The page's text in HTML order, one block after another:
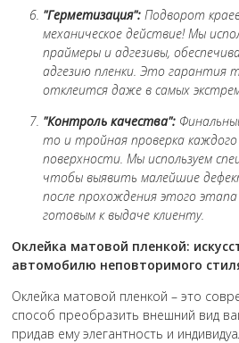
"Герметизация": Подворот
механическое действие! Мы
праймеры и адгезивы,
адгезию пленки. Это гарантия
отклеится даже в самых
"Контроль качества":
то и тройная проверка
поверхности. Мы используем
чтобы выявить малейшие
после прохождения этого
готовым к выдаче клиенту.
Оклейка матовой пленкой:
автомобилю неповторимого
Оклейка матовой пленкой – это
способ преобразить внешний вид
придав ему элегантность и